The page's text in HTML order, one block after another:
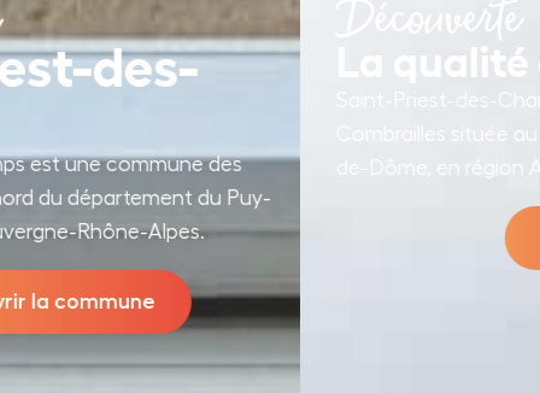
principalDécouverte
La qualité de vie
Saint-Priest-des-Champs est une commune des
Combrailles située au nord du département du Puy-
de-Dôme, en région Auvergne-Rhône-Alpes.
Bien vivre